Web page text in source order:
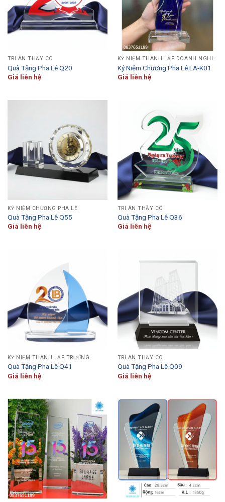
TRI ÂN THẦY CÔ
Quà Tặng Pha Lê Q20
Giá liên hệ
KỶ NIỆM THÀNH LẬP DOANH NGHIỆP
Kỷ Niệm Chương Pha Lê LA-K01
Giá liên hệ
KỶ NIỆM CHƯƠNG PHA LÊ
Quà Tặng Pha Lê Q55
Giá liên hệ
TRI ÂN THẦY CÔ
Quà Tặng Pha Lê Q36
Giá liên hệ
KỶ NIỆM THÀNH LẬP TRƯỜNG
Quà Tặng Pha Lê Q41
Giá liên hệ
TRI ÂN THẦY CÔ
Quà Tặng Pha Lê Q09
Giá liên hệ